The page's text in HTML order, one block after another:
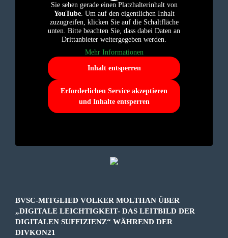
Sie sehen gerade einen Platzhalterinhalt von
YouTube. Um auf den eigentlichen Inhalt
zuzugreifen, klicken Sie auf die Schaltfläche
unten. Bitte beachten Sie, dass dabei Daten an
Drittanbieter weitergegeben werden.
Mehr Informationen
Inhalt entsperren
Erforderlichen Service akzeptieren
und Inhalte entsperren
BVSC-MITGLIED VOLKER MOLTHAN ÜBER
„DIGITALE LEICHTIGKEIT- DAS LEITBILD DER
DIGITALEN SUFFIZIENZ“ WÄHREND DER
DIVKON21